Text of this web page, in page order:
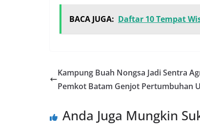
BACA JUGA: Daftar 10 Tempat
Kampung Buah Nongsa Jadi Sentra
Pemkot Batam Genjot Pertumbuhan
Anda Juga Mungkin